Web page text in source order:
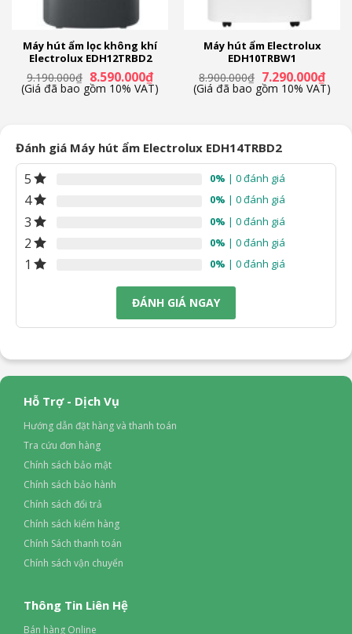
Ngang 37 cm – Cao 60 cm – Sâu 25 cm – Nặng 19.7 kg
Thương hiệu:
Thụy Điển
Sản xuất tại:
2022
Hãng:
Electrolux
Máy hút ẩm lọc không khí
Electrolux EDH12TRBD2
9.190.000₫ Giá
gốc
là:
8.590.000₫Giá
hiện
tại
(Giá đã bao gồm 10% VAT)
Máy hút ẩm Electrolux
EDH10TRBW1
8.900.000₫ Giá
gốc
là:
7.290.000₫Giá
hiện
tại
(Giá đã bao gồm 10% VAT)
Đánh giá Máy hút ẩm Electrolux EDH14TRBD2
5 0% | 0 đánh giá
4 0% | 0 đánh giá
3 0% | 0 đánh giá
2 0% | 0 đánh giá
1 0% | 0 đánh giá
ĐÁNH GIÁ NGAY
Hỗ Trợ - Dịch Vụ
Hướng dẫn đặt hàng và thanh toán
Tra cứu đơn hàng
Chính sách bảo mật
Chính sách bảo hành
Chính sách đổi trả
Chính sách kiểm hàng
Chính Sách thanh toán
Chính sách vận chuyển
Thông Tin Liên Hệ
Bán hàng Online